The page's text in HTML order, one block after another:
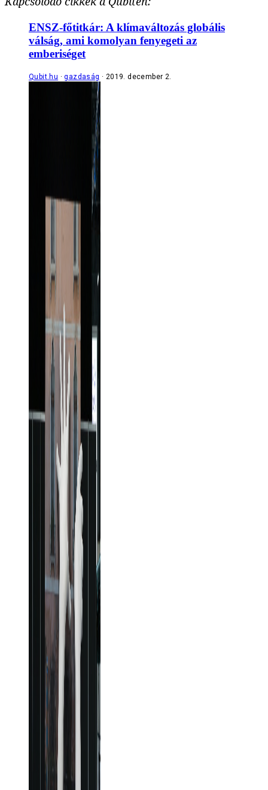
ENSZ-főtitkár: A klímaváltozás globális
válság, ami komolyan fenyegeti az
emberiséget
Qubit.hu gazdaság 2019. december 2.